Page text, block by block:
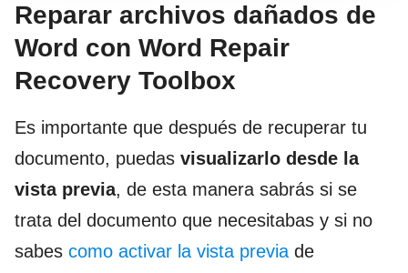
Reparar archivos dañados de
Word con Word Repair
Recovery Toolbox
Es importante que después de recuperar tu
documento, puedas visualizarlo desde la
vista previa, de esta manera sabrás si se
trata del documento que necesitabas y si no
sabes como activar la vista previa de